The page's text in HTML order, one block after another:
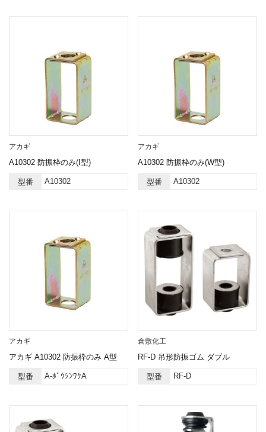
アカギ
A10302 防振枠のみ(I型)
型番 A10302
アカギ
A10302 防振枠のみ(W型)
型番 A10302
アカギ
アカギ A10302 防振枠のみ A型
型番 A-ﾎﾞｳｼﾝﾜｸA
倉敷化工
RF-D 吊形防振ゴム ダブル
型番 RF-D